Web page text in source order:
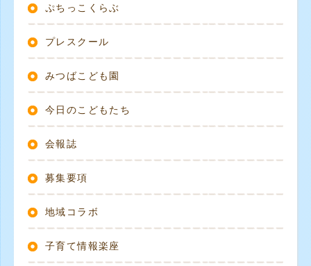
ぷちっこくらぶ
プレスクール
みつばこども園
今日のこどもたち
会報誌
募集要項
地域コラボ
子育て情報楽座